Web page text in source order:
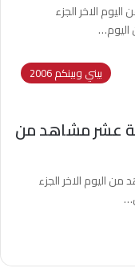
من اليوم الاخر الجزء
بيني وبينكم 2006
التاسعة عشر مشاهد من
من اليوم الاخر الجزء